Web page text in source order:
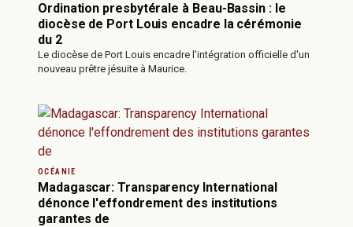
Ordination presbytérale à Beau-Bassin : le
diocèse de Port Louis encadre la cérémonie
du 2
Le diocèse de Port Louis encadre l'intégration officielle d'un
nouveau prêtre jésuite à Maurice.
OCÉANIE
Madagascar: Transparency International
dénonce l'effondrement des institutions
garantes de